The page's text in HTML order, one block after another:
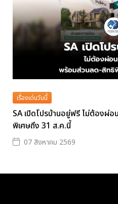
เรื่องเด่นวันนี้
SA เปิดโปรบ้านอยู่ฟรี ไม่ต้องผ่
พิเศษถึง 31 ส.ค.นี้
07 สิงหาคม 2569